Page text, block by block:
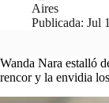
Aires
Publicada: Jul
Wanda Nara estalló
rencor y la envidia